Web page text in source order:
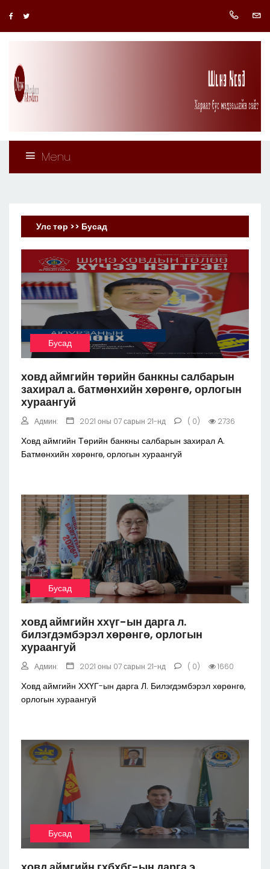
Menu
Улс төр >> Бусад
Бусад
ховд аймгийн төрийн банкны салбарын
захирал а. батмөнхийн хөрөнгө, орлогын
хураангуй
Админ: 2021 оны 07 сарын 21-нд ( 0) 2736
Ховд аймгийн Төрийн банкны салбарын захирал А.
Батмөнхийн хөрөнгө, орлогын хураангуй
Бусад
ховд аймгийн ххүг-ын дарга л.
билэгдэмбэрэл хөрөнгө, орлогын
хураангуй
Админ: 2021 оны 07 сарын 21-нд ( 0) 1660
Ховд аймгийн ХХҮГ-ын дарга Л. Билэгдэмбэрэл хөрөнгө,
орлогын хураангуй
Бусад